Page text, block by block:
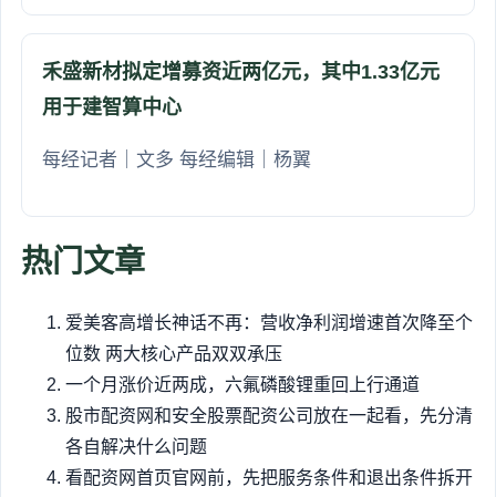
禾盛新材拟定增募资近两亿元，其中1.33亿元
用于建智算中心
每经记者｜文多 每经编辑｜杨翼
热门文章
爱美客高增长神话不再：营收净利润增速首次降至个
位数 两大核心产品双双承压
一个月涨价近两成，六氟磷酸锂重回上行通道
股市配资网和安全股票配资公司放在一起看，先分清
各自解决什么问题
看配资网首页官网前，先把服务条件和退出条件拆开